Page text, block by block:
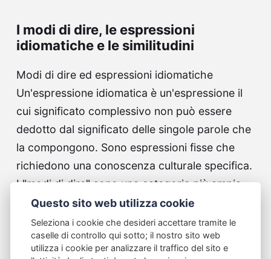
I modi di dire, le espressioni
idiomatiche e le similitudini
Modi di dire ed espressioni idiomatiche
Un'espressione idiomatica è un'espressione il
cui significato complessivo non può essere
dedotto dal significato delle singole parole che
la compongono. Sono espressioni fisse che
richiedono una conoscenza culturale specifica.
I "modi di dire" sono una categoria più ampia,
ma…
Continue reading...
Questo sito web utilizza cookie
Seleziona i cookie che desideri accettare tramite le
caselle di controllo qui sotto; il nostro sito web
utilizza i cookie per analizzare il traffico del sito e